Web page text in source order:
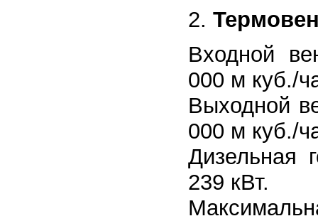
Входной
000 м куб./
Выходной
000 м куб./
Дизельная
239 кВт.